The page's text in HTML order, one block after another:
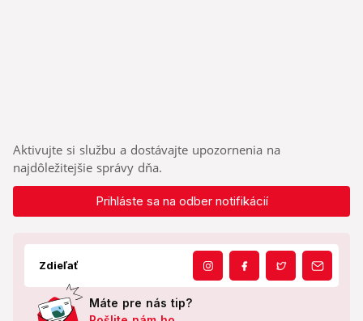
Aktivujte si službu a dostávajte upozornenia na
najdôležitejšie správy dňa.
Prihláste sa na odber notifikácií
Zdieľať
Máte pre nás tip?